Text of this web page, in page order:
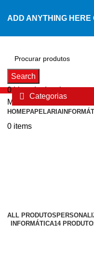
ADD ANYTHING
Search
0Lista de desejos
Menu
0 items
Categorias
HOMEPAPELARIA
ALL PRODUTOS
INFORMÁTICA14